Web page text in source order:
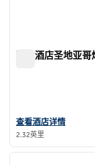
玛歌酒店圣地亚
查看The Margot San
查看酒店详情
2.32英里
1/12